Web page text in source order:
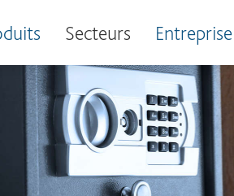
Secteurs Entreprise